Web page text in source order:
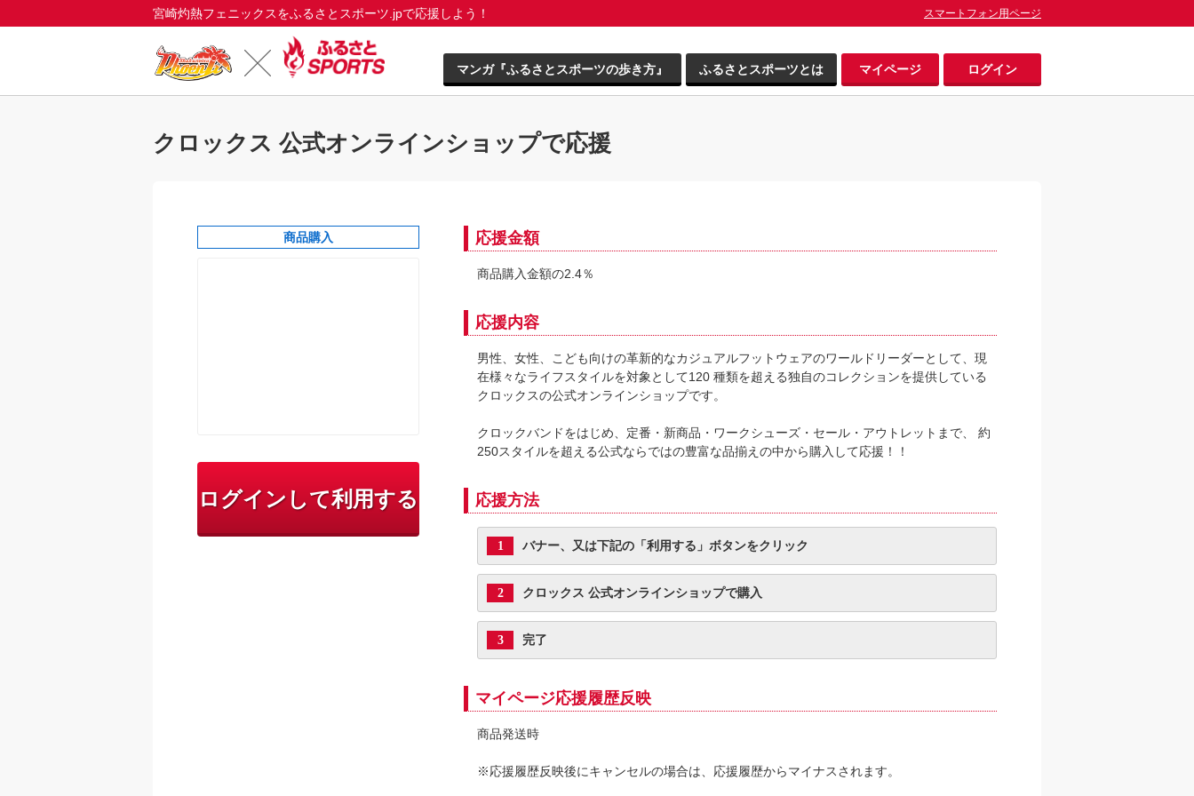
宮崎灼熱フェニックスをふるさとスポーツ.jpで応援しよう！ スマートフォン用ページ
ログイン
マイページ
ふるさとスポーツとは
マンガ『ふるさとスポーツの歩き方』
クロックス 公式オンラインショップで応援
商品購入
ログインして利用する
応援金額
商品購入金額の2.4％
応援内容
男性、女性、こども向けの革新的なカジュアルフットウェアのワールドリーダーとして、現
在様々なライフスタイルを対象として120 種類を超える独自のコレクションを提供している
クロックスの公式オンラインショップです。
クロックバンドをはじめ、定番・新商品・ワークシューズ・セール・アウトレットまで、 約
250スタイルを超える公式ならではの豊富な品揃えの中から購入して応援！！
応援方法
1 バナー、又は下記の「利用する」ボタンをクリック
2 クロックス 公式オンラインショップで購入
3 完了
マイページ応援履歴反映
商品発送時
※応援履歴反映後にキャンセルの場合は、応援履歴からマイナスされます。